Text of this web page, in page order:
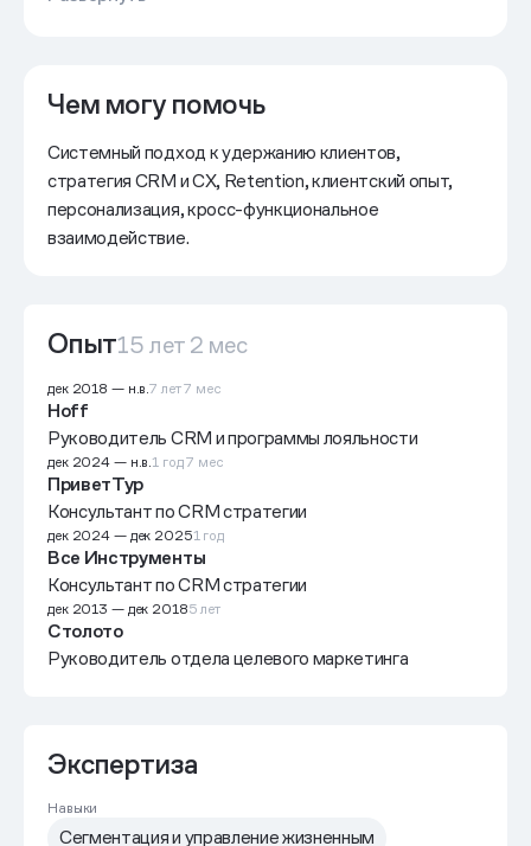
Чем могу помочь
Системный подход к удержанию клиентов,
стратегия CRM и СХ, Retention, клиентский опыт,
персонализация, кросс-функциональное
взаимодействие.
Опыт15 лет 2 мес
дек 2018 — н.в.7 лет 7 мес
Hoff
Руководитель СRM и программы лояльности
дек 2024— н.в.1 год 7 мес
ПриветТур
Консультант по CRM стратегии
дек 2024—дек 20251 год
Все Инструменты
Консультант по CRM стратегии
дек 2013 —дек 20185 лет
Столото
Руководитель отдела целевого маркетинга
Экспертиза
Навыки
Сегментация и управление жизненным